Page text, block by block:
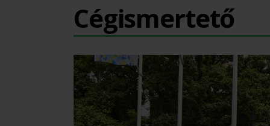
Cégismertető